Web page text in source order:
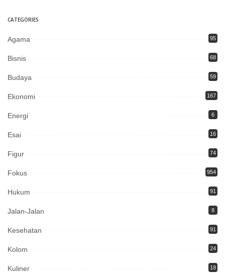
CATEGORIES
Agama 95
Bisnis 68
Budaya 59
Ekonomi 167
Energi 6
Esai 16
Figur 74
Fokus 954
Hukum 91
Jalan-Jalan 8
Kesehatan 91
Kolom 24
Kuliner 18